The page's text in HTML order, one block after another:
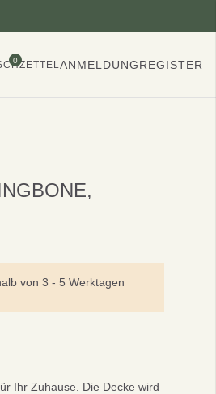
0 ANMELDUNGREGISTER
von 3 - 5 Werktagen
Ihr Zuhause. Die Decke wird